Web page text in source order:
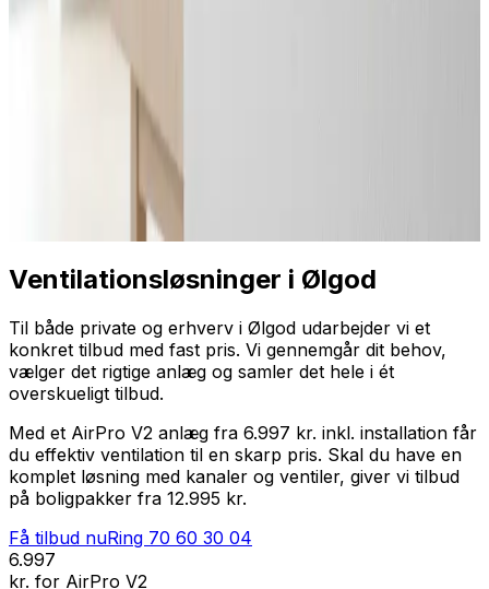
Professionel installation
70 60 30 04
Ventilationsløsninger i Ølgod
Til både private og erhverv i Ølgod udarbejder vi et
konkret tilbud med fast pris. Vi gennemgår dit behov,
vælger det rigtige anlæg og samler det hele i ét
overskueligt tilbud.
Med et AirPro V2 anlæg fra 6.997 kr. inkl. installation får
du effektiv ventilation til en skarp pris. Skal du have en
komplet løsning med kanaler og ventiler, giver vi tilbud
på boligpakker fra 12.995 kr.
Få tilbud nuRing 70 60 30 04
6.997
kr. for AirPro V2